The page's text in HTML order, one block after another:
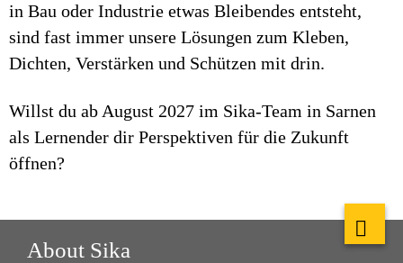
in Bau oder Industrie etwas Bleibendes entsteht,
sind fast immer unsere Lösungen zum Kleben,
Dichten, Verstärken und Schützen mit drin.
Willst du ab August 2027 im Sika-Team in Sarnen
als Lernender dir Perspektiven für die Zukunft
öffnen?
About Sika